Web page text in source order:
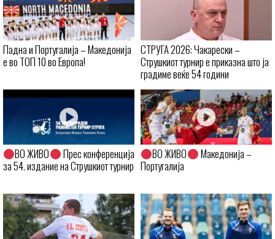
Падна и Португалија – Македонија
е во ТОП 10 во Европа!
СТРУГА 2026: Чакарески –
Струшкиот турнир е приказна што ја
градиме веќе 54 години
ВО ЖИВО
Прес конференција
за 54. издание на Струшкиот турнир
ВО ЖИВО
Македонија –
Португалија